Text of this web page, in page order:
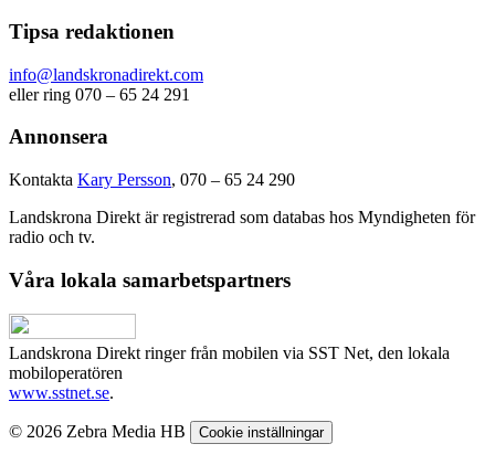
Tipsa redaktionen
info@landskronadirekt.com
eller ring 070 – 65 24 291
Annonsera
Kontakta Kary Persson, 070 – 65 24 290
Landskrona Direkt är registrerad som databas hos Myndigheten för
radio och tv.
Våra lokala samarbetspartners
Landskrona Direkt ringer från mobilen via SST Net, den lokala
mobiloperatören
www.sstnet.se.
© 2026 Zebra Media HB Cookie inställningar